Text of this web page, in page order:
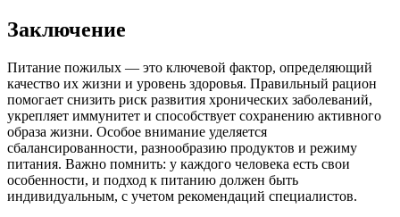
Заключение
Питание пожилых — это ключевой фактор, определяющий
качество их жизни и уровень здоровья. Правильный рацион
помогает снизить риск развития хронических заболеваний,
укрепляет иммунитет и способствует сохранению активного
образа жизни. Особое внимание уделяется
сбалансированности, разнообразию продуктов и режиму
питания. Важно помнить: у каждого человека есть свои
особенности, и подход к питанию должен быть
индивидуальным, с учетом рекомендаций специалистов.